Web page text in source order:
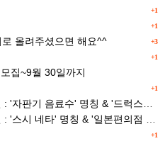
+1
+1
+3
올려주셨으면 해요^^
+1
집~9월 30일까지
+1
+1